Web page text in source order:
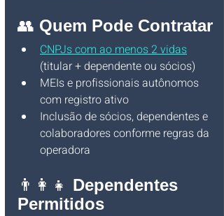
👥 Quem Pode Contratar
CNPJs com ao menos 2 vidas
(titular + dependente ou sócios)
MEIs e profissionais autônomos
com registro ativo
Inclusão de sócios, dependentes e
colaboradores conforme regras da
operadora
👨‍👩‍👧 Dependentes
Permitidos